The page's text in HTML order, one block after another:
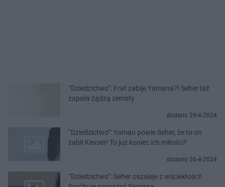
“Dziedzictwo”: Frat zabije Yamana?! Seher też
zapała żądzą zemsty
dodano 29-4-2024
“Dziedzictwo”: Yaman powie Seher, że to on
zabił Kevser! To już koniec ich miłości?
dodano 26-4-2024
“Dziedzictwo”: Seher oszaleje z wściekłości!